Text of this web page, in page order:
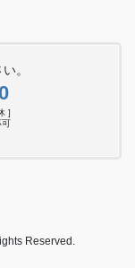
。
]
可
Reserved.